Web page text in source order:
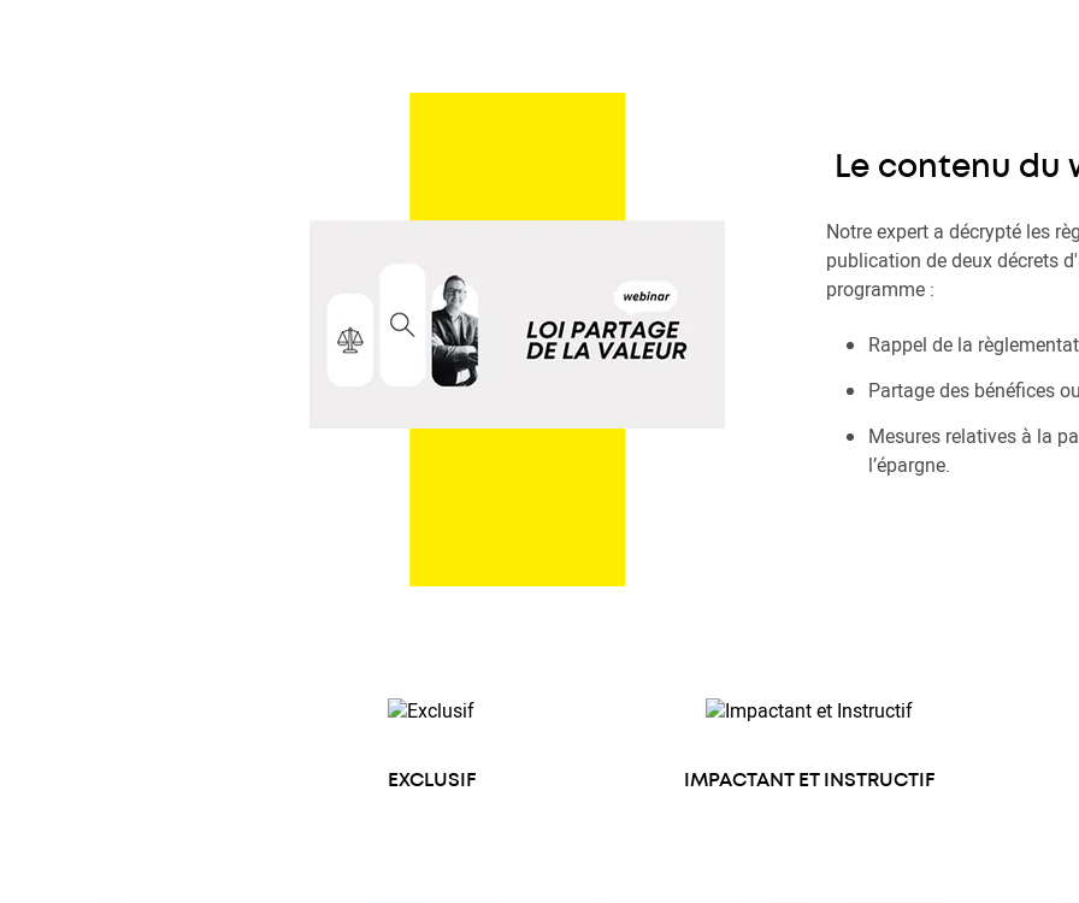
Le contenu du
Notre expert a décrypté les
publication de deux décrets
programme :
Rappel de la
Partage des bénéfices
Mesures relatives à la
l’épargne.
EXCLUSIF IMPACTANT ET INSTRUCTIF